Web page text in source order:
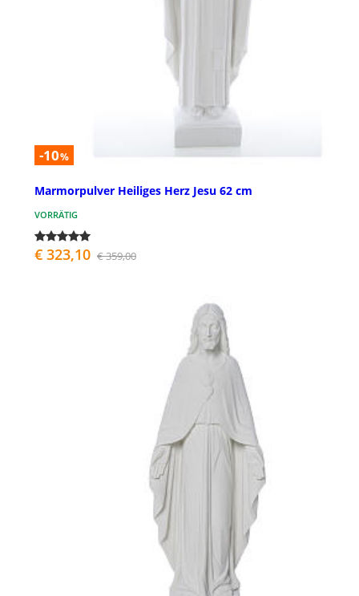
-10%
Marmorpulver Heiliges Herz Jesu 62 cm
VORRÄTIG
€ 323,10 € 359,00